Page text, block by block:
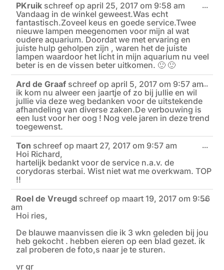
PKruik schreef op april 25, 2017 om 9:58 am
Vandaag in de winkel geweest.Was echt
fantastisch.Zoveel keus en goede service.Twee
nieuwe lampen meegenomen voor mijn al wat
oudere aquarium. Doordat we met ervaring en
juiste hulp geholpen zijn , waren het de juiste
lampen waardoor het licht in mijn aquarium nu veel
beter is en de vissen beter uitkomen. 🙂 🙂
...
Ard de Graaf schreef op april 5, 2017 om 9:57 am
ik kom nu alweer een jaartje of zo bij jullie en wil
jullie via deze weg bedanken voor de uitstekende
afhandeling van diverse zaken.De verbouwing is
een lust voor her oog ! Nog vele jaren in deze trend
toegewenst.
...
Ton schreef op maart 27, 2017 om 9:57 am
Hoi Richard,
hartelijk bedankt voor de service n.a.v. de
corydoras sterbai. Wist niet wat me overkwam. TOP
!!
...
Roel de Vreugd schreef op maart 19, 2017 om 9:56
am
Hoi ries,
De blauwe maanvissen die ik 3 wkn geleden bij jou
heb gekocht . hebben eieren op een blad gezet. ik
zal proberen de foto,s naar je te sturen.
vr gr
...